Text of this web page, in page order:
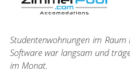
Studentenwohnungen im
Software war langsam und
im Monat.